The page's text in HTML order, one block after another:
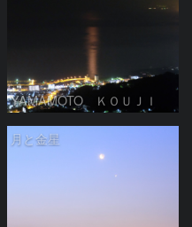
YAMAMOTO ＫＯＵＪＩ
月と金星